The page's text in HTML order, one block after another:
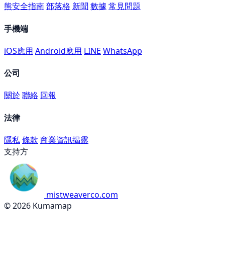
熊安全指南部落格 新聞數據 常見問題
手機端
iOS應用 Android應用 LINE WhatsApp
公司
關於聯絡 回報
法律
隱私條款 商業資訊揭露
支持方
mistweaverco.com
© 2026 Kumamap